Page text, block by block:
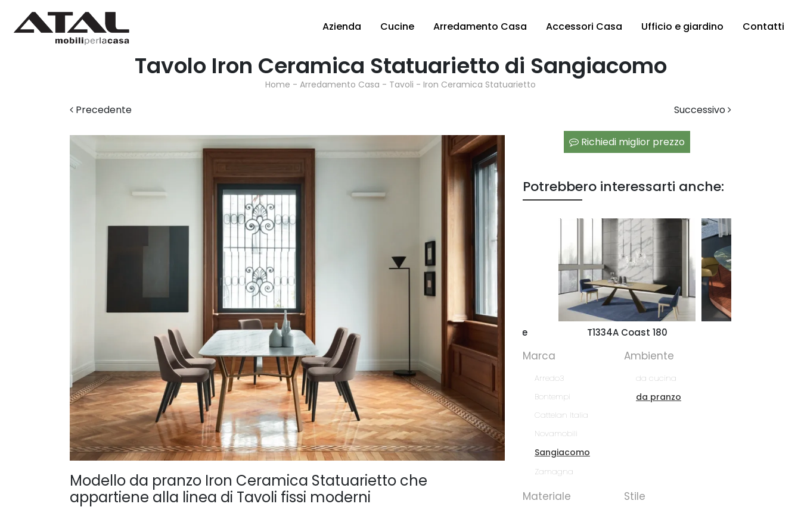
Azienda Cucine Arredamento Casa Accessori Casa Ufficio e giardino Contatti
Tavolo Iron Ceramica Statuarietto di Sangiacomo
Home - Arredamento Casa - Tavoli - Iron Ceramica Statuarietto
Precedente Successivo
Modello da pranzo Iron Ceramica Statuarietto che
appartiene alla linea di Tavoli fissi moderni
Richiedi miglior prezzo
Potrebbero interessarti anche:
Eliot Keramik Etico Plus Consolle T1334A Coast 180
Marca
Arredo3
Bontempi
Cattelan Italia
Novamobili
Sangiacomo
Zamagna
Ambiente
da cucina
da pranzo
Materiale Stile